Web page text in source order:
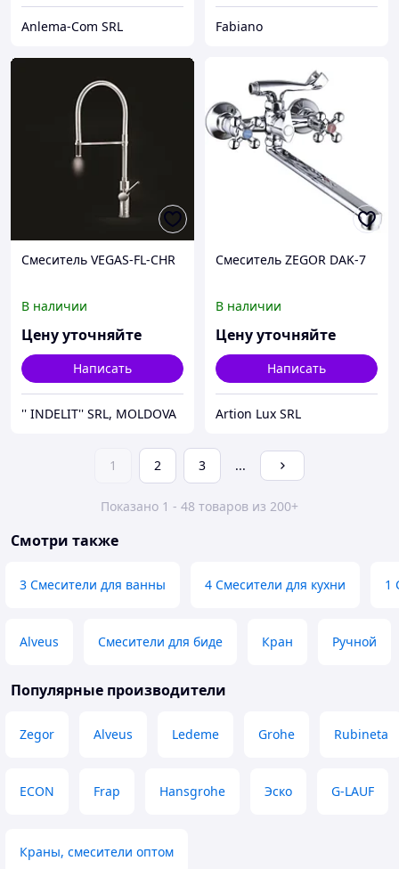
Anlema-Com SRL Fabiano
Смеситель VEGAS-FL-CHR
В наличии
Цену уточняйте
Написать
'' INDELIT'' SRL, MOLDOVA
Смеситель ZEGOR DAK-7
В наличии
Цену уточняйте
Написать
Artion Lux SRL
1 2 3 ...
Показано 1 - 48 товаров из 200+
Смотри также
3 Смесители для ванны 4 Смесители для кухни 1
Alveus Смесители для биде Кран Ручной
Популярные производители
Zegor Alveus Ledeme Grohe Rubineta
ECON Frap Hansgrohe Эско G-LAUF
Краны, смесители оптом